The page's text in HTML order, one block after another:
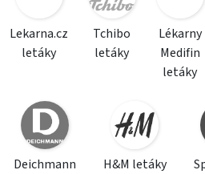
Lekarna.cz
letáky
Tchibo
letáky
Lékarny
Medifin
letáky
Deichmann
H&M letáky